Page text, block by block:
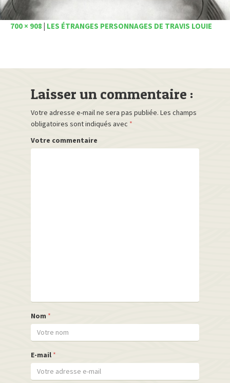
700 × 908 | LES ÉTRANGES PERSONNAGES DE TRAVIS LOUIE
Laisser un commentaire :
Votre adresse e-mail ne sera pas publiée. Les champs
obligatoires sont indiqués avec *
Votre commentaire
Nom *
E-mail *